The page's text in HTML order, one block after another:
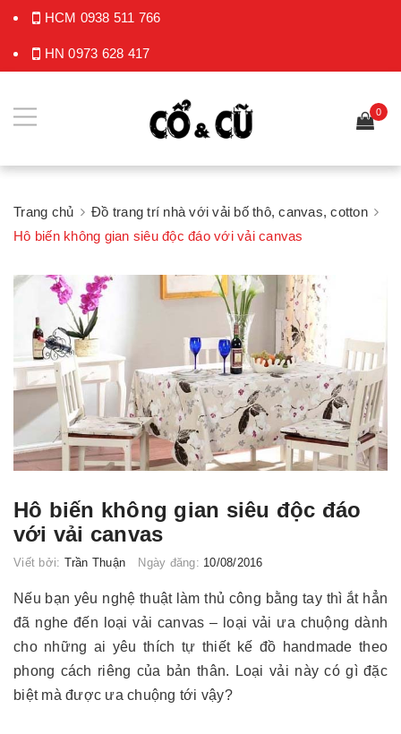
HCM 0938 511 766
HN0973 628 417
0
Trang chủ
Đồ trang trí nhà với vải bố thô, canvas, cotton
Hô biến không gian siêu độc đáo với vải canvas
Hô biến không gian siêu độc đáo
với vải canvas
Viết bởi: Trần Thuận Ngày đăng: 10/08/2016
Nếu bạn yêu nghệ thuật làm thủ công bằng tay thì ắt hẳn
đã nghe đến loại vải canvas – loại vải ưa chuộng dành
cho những ai yêu thích tự thiết kế đồ handmade theo
phong cách riêng của bản thân. Loại vải này có gì đặc
biệt mà được ưa chuộng tới vậy?